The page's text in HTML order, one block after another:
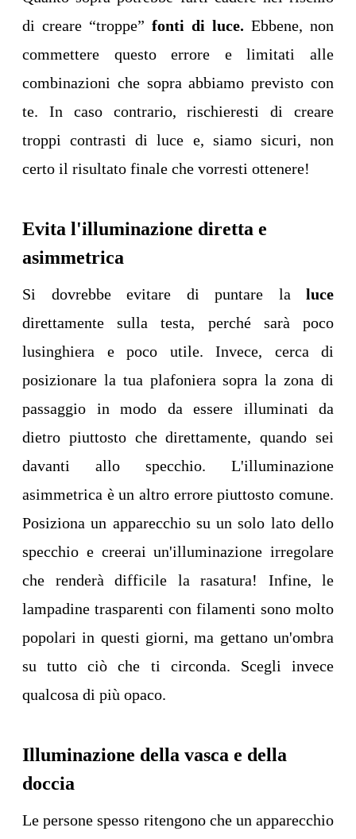
di creare “troppe” fonti di luce. Ebbene, non
commettere questo errore e limitati alle
combinazioni che sopra abbiamo previsto con
te. In caso contrario, rischieresti di creare
troppi contrasti di luce e, siamo sicuri, non
certo il risultato finale che vorresti ottenere!
Evita l'illuminazione diretta e
asimmetrica
Si dovrebbe evitare di puntare la luce
direttamente sulla testa, perché sarà poco
lusinghiera e poco utile. Invece, cerca di
posizionare la tua plafoniera sopra la zona di
passaggio in modo da essere illuminati da
dietro piuttosto che direttamente, quando sei
davanti allo specchio. L'illuminazione
asimmetrica è un altro errore piuttosto comune.
Posiziona un apparecchio su un solo lato dello
specchio e creerai un'illuminazione irregolare
che renderà difficile la rasatura! Infine, le
lampadine trasparenti con filamenti sono molto
popolari in questi giorni, ma gettano un'ombra
su tutto ciò che ti circonda. Scegli invece
qualcosa di più opaco.
Illuminazione della vasca e della
doccia
Le persone spesso ritengono che un apparecchio